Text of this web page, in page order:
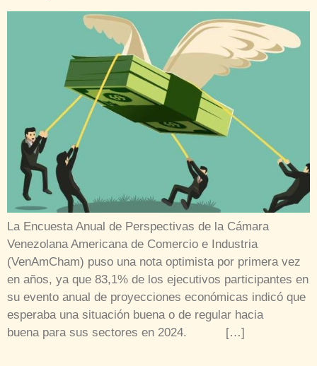
La Encuesta Anual de Perspectivas de la Cámara
Venezolana Americana de Comercio e Industria
(VenAmCham) puso una nota optimista por primera vez
en años, ya que 83,1% de los ejecutivos participantes en
su evento anual de proyecciones económicas indicó que
esperaba una situación buena o de regular hacia
buena para sus sectores en 2024. […]